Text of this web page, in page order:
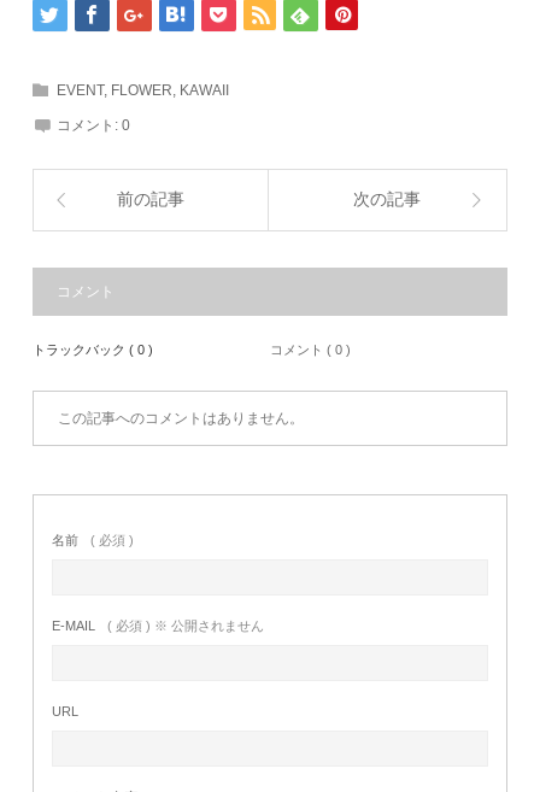
EVENT, FLOWER KAWAII
コメント:0
前の記事 次の記事
コメント
トラックバック ( 0 ) コメント ( 0 )
この記事へのコメントはありません。
名前 ( 必須 )
E-MAIL ( 必須 ) ※ 公開されません
URL